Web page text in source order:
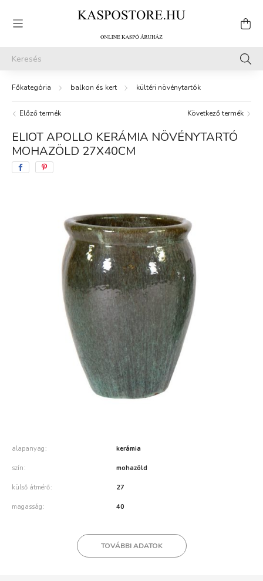
balkon és kert kültéri növénytartók
Előző termék Következő termék
ELIOT APOLLO KERÁMIA NÖVÉNYTARTÓ
MOHAZÖLD 27X40CM
alapanyag kerámia
szín mohazöld
külső átmérő 27
magasság 40
TOVÁBBI ADATOK